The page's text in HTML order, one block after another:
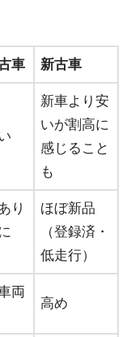
車 新古車
新車より安
いが割高に
感じること
も
り
ほぼ新品
（登録済・
低走行）
両
高め